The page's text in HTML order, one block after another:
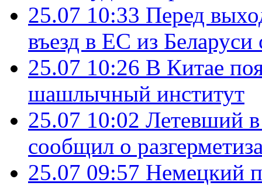
25.07 10:33 Перед
въезд в ЕС из Беларуси
25.07 10:26 В Китае
шашлычный институт
25.07 10:02 Летевший
сообщил о
25.07 09:57 Немецкий